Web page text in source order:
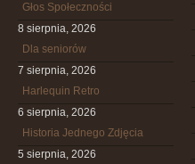
Głos Społeczności
8 sierpnia, 2026
Dla seniorów
7 sierpnia, 2026
Harlequin Retro
6 sierpnia, 2026
Historia Jednego Zdjęcia
5 sierpnia, 2026